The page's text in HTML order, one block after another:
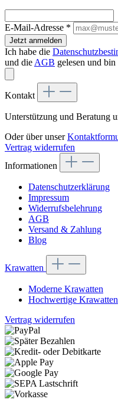
E-Mail-Adresse *
Jetzt anmelden
Ich habe die
und die AGB gelesen und
Kontakt
Unterstützung und Beratung
Oder über unser
Vertrag widerrufen
Informationen
Datenschutzerklärung
Impressum
Widerrufsbelehrung
AGB
Versand & Zahlung
Blog
Krawatten
Moderne Krawatten
Hochwertige Krawatten
Vertrag widerrufen